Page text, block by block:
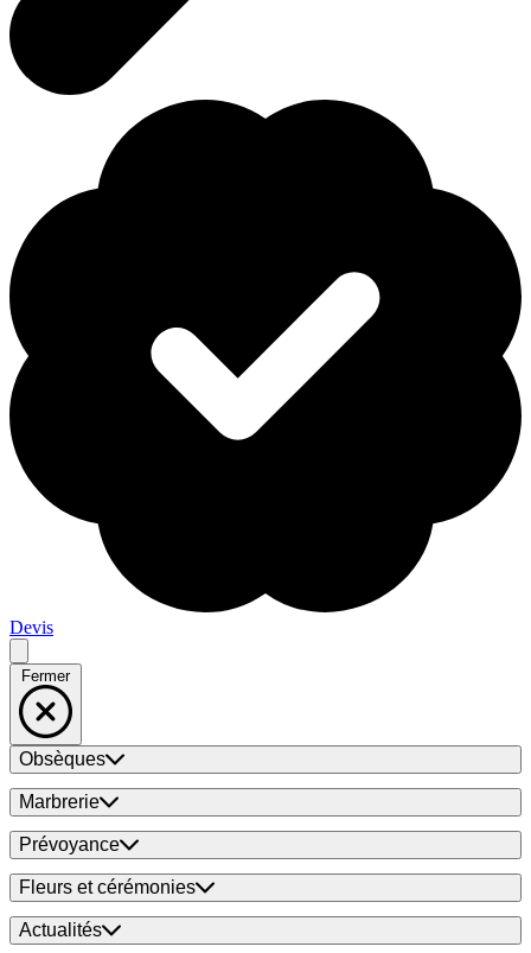
Devis
Fermer
Obsèques
Marbrerie
Prévoyance
Fleurs et cérémonies
Actualités